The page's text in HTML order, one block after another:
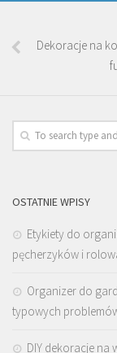
Dekoracje na
OSTATNIE WPISY
Etykiety do
pęcherzyków i
Organizer do
typowych
DIY dekoracje na